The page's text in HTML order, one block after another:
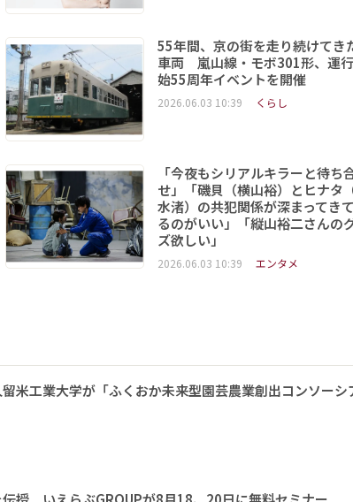
55年間、京の街を走り続けてき
車両 嵐山線・モボ301形、運
始55周年イベントを開催
2026.06.03 10:39 くらし
「今夜もシリアルキラーと待ち
せ」「磯貝（横山裕）とヒナタ
水渚）の共犯関係が深まってき
るのがいい」「縦山裕二さんの
ズ欲しい」
2026.06.03 10:39 エンタメ
米工業大学が「ふくおか未来型園芸農業創出コンソーシ